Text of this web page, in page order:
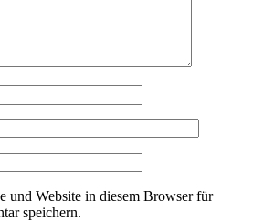
und Website in diesem Browser für
speichern.